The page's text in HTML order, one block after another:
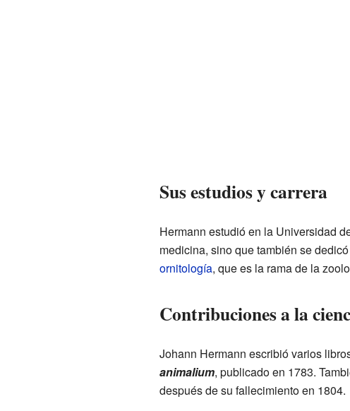
Sus estudios y carrera
Hermann estudió en la Universidad
medicina, sino que también se
ornitología, que es la rama de la
Contribuciones a la
Johann Hermann escribió varios
animalium, publicado en 1783.
después de su fallecimiento en 1804.